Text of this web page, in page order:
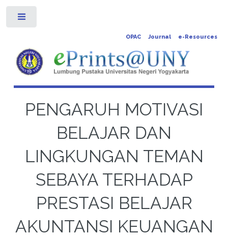
OPAC Journal e-Resources
PENGARUH MOTIVASI
BELAJAR DAN
LINGKUNGAN TEMAN
SEBAYA TERHADAP
PRESTASI BELAJAR
AKUNTANSI KEUANGAN